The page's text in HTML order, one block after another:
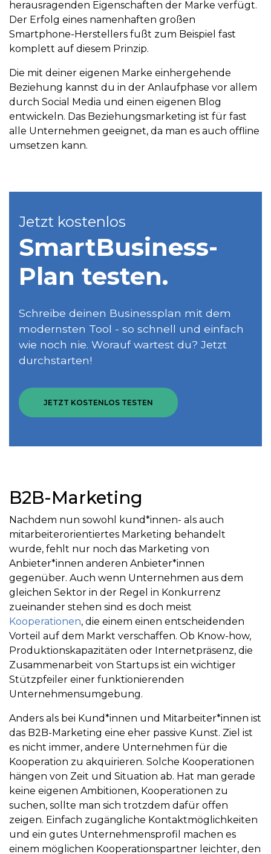
herausragenden Eigenschaften der Marke verfügt.
Der Erfolg eines namenhaften großen
Smartphone-Herstellers fußt zum Beispiel fast
komplett auf diesem Prinzip.
Die mit deiner eigenen Marke einhergehende
Beziehung kannst du in der Anlaufphase vor allem
durch Social Media und einen eigenen Blog
entwickeln. Das Beziehungsmarketing ist für fast
alle Unternehmen geeignet, da man es auch offline
umsetzen kann.
Jetzt kostenlos
SmartBusiness­
Plan testen.
Schreibe deinen Businessplan mit dem
modernsten Tool - so schnell und einfach
wie noch nie. Worauf wartest du? Jetzt
durchstarten!
JETZT KOSTENLOS TESTEN
B2B-Marketing
Nachdem nun sowohl kund*innen- als auch
mitarbeiterorientiertes Marketing behandelt
wurde, fehlt nur noch das Marketing von
Anbieter*innen anderen Anbieter*innen
gegenüber. Auch wenn Unternehmen aus dem
gleichen Sektor in der Regel in Konkurrenz
zueinander stehen sind es doch meist
Kooperationen, die einem einen entscheidenden
Vorteil auf dem Markt verschaffen. Ob Know-how,
Produktionskapazitäten oder Internetpräsenz, die
Zusammenarbeit von Startups ist ein wichtiger
Stützpfeiler einer funktionierenden
Unternehmensumgebung.
Anders als bei Kund*innen und Mitarbeiter*innen ist
das B2B-Marketing eine eher passive Kunst. Ziel ist
es nicht immer, andere Unternehmen für die
Kooperation zu akquirieren. Solche Kooperationen
hängen von Zeit und Situation ab. Hat man gerade
keine eigenen Ambitionen, Kooperationen zu
suchen, sollte man sich trotzdem dafür offen
zeigen. Einfach zugängliche Kontaktmöglichkeiten
und ein gutes Unternehmensprofil machen es
einem möglichen Kooperationspartner leichter, den